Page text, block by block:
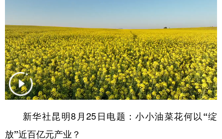
访谈 视频 图片 政务
法律 中央文件 金融 汽车
食品 人居 信息化 数字经济
新华社昆明8月25日电题：小小油菜花何以“绽
放”近百亿元产业？